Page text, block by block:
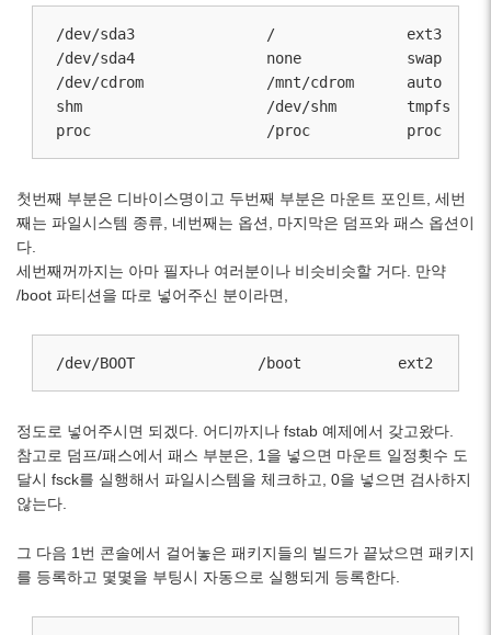
/dev/sda3               /               ext3
/dev/sda4               none            swap
/dev/cdrom              /mnt/cdrom      auto
shm                     /dev/shm        tmpfs
첫번째 부분은 디바이스명이고 두번째 부분은 마운트 포인트, 세번
째는 파일시스템 종류, 네번째는 옵션, 마지막은 덤프와 패스 옵션이
다.
세번째꺼까지는 아마 필자나 여러분이나 비슷비슷할 거다. 만약
/boot 파티션을 따로 넣어주신 분이라면,
정도로 넣어주시면 되겠다. 어디까지나 fstab 예제에서 갖고왔다.
참고로 덤프/패스에서 패스 부분은, 1을 넣으면 마운트 일정횟수 도
달시 fsck를 실행해서 파일시스템을 체크하고, 0을 넣으면 검사하지
않는다.
그 다음 1번 콘솔에서 걸어놓은 패키지들의 빌드가 끝났으면 패키지
를 등록하고 몇몇을 부팅시 자동으로 실행되게 등록한다.